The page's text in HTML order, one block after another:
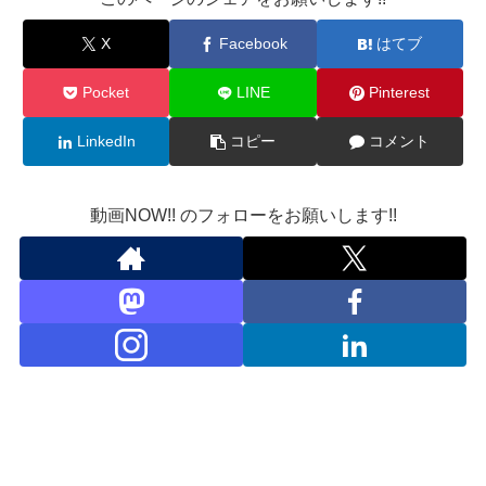
X Facebook はてブ
Pocket LINE Pinterest
LinkedIn コピー コメント
動画NOW!! のフォローをお願いします!!